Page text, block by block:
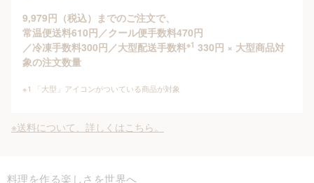
9,979円（税込）までのご注文で、
常温便送料610円／クール便手数料470円
／冷凍手数料300円／大型配送手数料※1 330円 × 大型商品対
象の注文数量
※1 「大型」アイコンがついている商品が対象
※送料について、詳しくはこちら。
料理を作る楽しさを世界へ